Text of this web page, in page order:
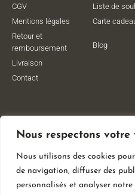
Nous respectons votre
Nous utilisons des cookies
de navigation, diffuser des
personnalisés et analyser
CGV
Mentions légales
Retour et
remboursement
Livraison
Contact
Liste de
Carte
Blog